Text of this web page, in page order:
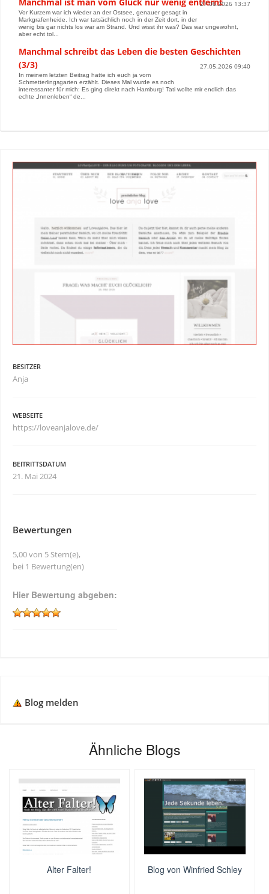
27.06.2026 13:37
Vor Kurzem war ich wieder an der Ostsee, genauer gesagt in
Markgrafenheide. Ich war tatsächlich noch in der Zeit dort, in der
wenig bis gar nichts los war am Strand. Und wisst ihr was? Das war ungewohnt,
aber echt tol...
Manchmal schreibt das Leben die besten Geschichten
(3/3)
27.05.2026 09:40
In meinem letzten Beitrag hatte ich euch ja vom
Schmetterlingsgarten erzählt. Dieses Mal wurde es noch
interessanter für mich: Es ging direkt nach Hamburg! Tati wollte mir endlich das
echte „Innenleben“ de...
BESITZER
Anja
WEBSEITE
https://loveanjalove.de/
BEITRITTSDATUM
21. Mai 2024
Bewertungen
5,00 von 5 Stern(e),
bei 1 Bewertung(en)
Hier Bewertung abgeben:
Blog melden
Ähnliche Blogs
Alter Falter! Blog von Winfried Schley